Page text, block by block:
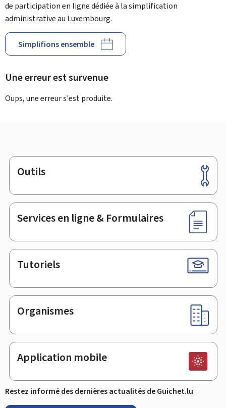
de participation en ligne dédiée à la simplification
administrative au Luxembourg.
Simplifions ensemble
Une erreur est survenue
Oups, une erreur s'est produite.
Pied
de
page
Outils
Services en ligne & Formulaires
Tutoriels
Organismes
Application mobile
Restez informé des dernières actualités de Guichet.lu